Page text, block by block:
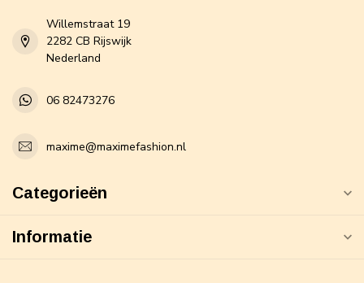
Willemstraat 19
2282 CB Rijswijk
Nederland
06 82473276
maxime@maximefashion.nl
Categorieën
Informatie